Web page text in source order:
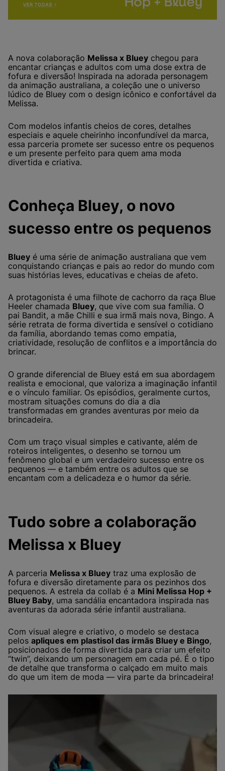
A nova colaboração Melissa x Bluey chegou para
encantar crianças e adultos com uma dose extra de
fofura e diversão! Inspirada na adorada personagem
da animação australiana, a coleção une o universo
lúdico de Bluey com o design icônico e confortável da
Melissa.
Com modelos infantis cheios de cores, detalhes
especiais e aquele cheirinho inconfundível da marca,
essa parceria promete ser sucesso entre os pequenos
e um presente perfeito para quem ama moda
divertida e criativa.
Conheça Bluey, o novo
sucesso entre os pequenos
Bluey é uma série de animação australiana que vem
conquistando crianças e pais ao redor do mundo com
suas histórias leves, educativas e cheias de afeto.
A protagonista é uma filhote de cachorro da raça Blue
Heeler chamada Bluey, que vive com sua família. O
pai Bandit, a mãe Chilli e sua irmã mais nova, Bingo. A
série retrata de forma divertida e sensível o cotidiano
da família, abordando temas como empatia,
criatividade, resolução de conflitos e a importância do
brincar.
O grande diferencial de Bluey está em sua abordagem
realista e emocional, que valoriza a imaginação infantil
e o vínculo familiar. Os episódios, geralmente curtos,
mostram situações comuns do dia a dia
transformadas em grandes aventuras por meio da
brincadeira.
Com um traço visual simples e cativante, além de
roteiros inteligentes, o desenho se tornou um
fenômeno global e um verdadeiro sucesso entre os
pequenos — e também entre os adultos que se
encantam com a delicadeza e o humor da série.
Tudo sobre a colaboração
Melissa x Bluey
A parceria Melissa x Bluey traz uma explosão de
fofura e diversão diretamente para os pezinhos dos
pequenos. A estrela da collab é a Mini Melissa Hop +
Bluey Baby, uma sandália encantadora inspirada nas
aventuras da adorada série infantil australiana.
Com visual alegre e criativo, o modelo se destaca
pelos apliques em plastisol das irmãs Bluey e Bingo,
posicionados de forma divertida para criar um efeito
“twin”, deixando um personagem em cada pé. É o tipo
de detalhe que transforma o calçado em muito mais
do que um item de moda — vira parte da brincadeira!